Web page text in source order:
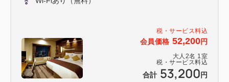
税・サービス料込
会員価格 52,200円
大人 2名 1 室
税・サービス料込
合計 53,200 円